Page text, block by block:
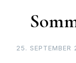
25. SEPTEMBER